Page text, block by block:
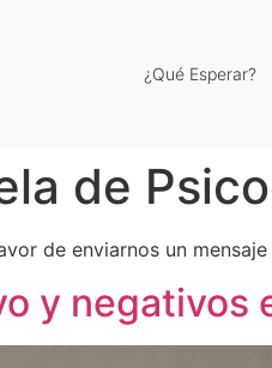
¿Qué Esperar?
de
de enviarnos un
y negativos